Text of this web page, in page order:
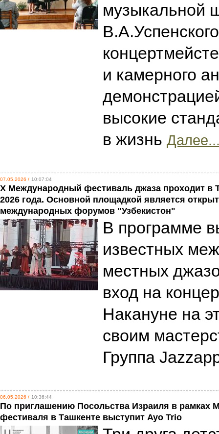
музыкальной
и камерного
высокие
в жизнь
07.05.2026 / 10:07:04
X Международный фестиваль джаза проходит в
2026 года. Основной площадкой является
международных форумов "Узбекистон"
В программе
известных
местных
вход на
Накануне на
своим
Группа
06.05.2026 / 10:36:44
По приглашению Посольства Израиля в рамках
фестиваля в Ташкенте выступит Ayo Trio